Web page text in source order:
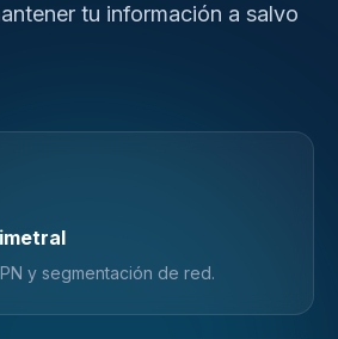
tu información a salvo
y segmentación de red.